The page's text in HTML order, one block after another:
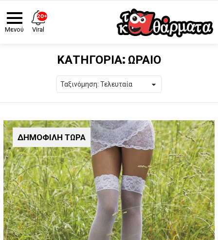
Μενού
ΚΑΤΗΓΟΡΙΑ: ΩΡΑΙΟ
ΔΗΜΟΦΙΛΗ ΤΩΡΑ
20+
Viral